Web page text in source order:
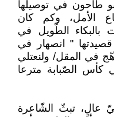
طاحون في توصيلها
الأمل، وكم كان
بالبكاء الطّويل في
" انصهار في
في المقل/ ولنعتلي
كأس الصّبابة مترعا
عالٍ، تبثّ الشّاعرة